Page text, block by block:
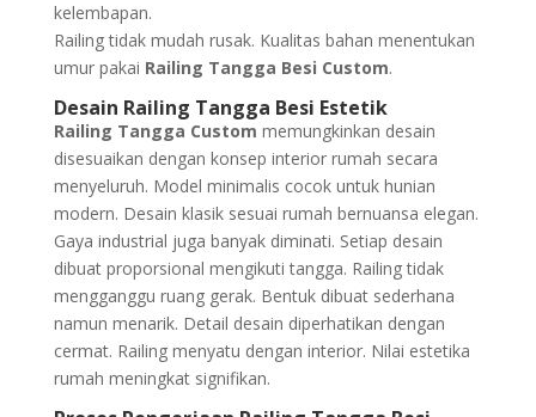
kelembapan.
Railing tidak mudah rusak. Kualitas bahan menentukan
umur pakai Railing Tangga Besi Custom.
Desain Railing Tangga Besi Estetik
Railing Tangga Custom memungkinkan desain
disesuaikan dengan konsep interior rumah secara
menyeluruh. Model minimalis cocok untuk hunian
modern. Desain klasik sesuai rumah bernuansa elegan.
Gaya industrial juga banyak diminati. Setiap desain
dibuat proporsional mengikuti tangga. Railing tidak
mengganggu ruang gerak. Bentuk dibuat sederhana
namun menarik. Detail desain diperhatikan dengan
cermat. Railing menyatu dengan interior. Nilai estetika
rumah meningkat signifikan.